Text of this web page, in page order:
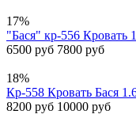
17%
"Бася" кр-556 Кровать
6500 руб 7800 руб
18%
Кр-558 Кровать Бася
8200 руб 10000 руб